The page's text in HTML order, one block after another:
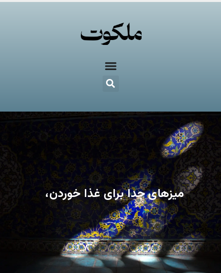
میزهای جدا برای غذا خوردن،